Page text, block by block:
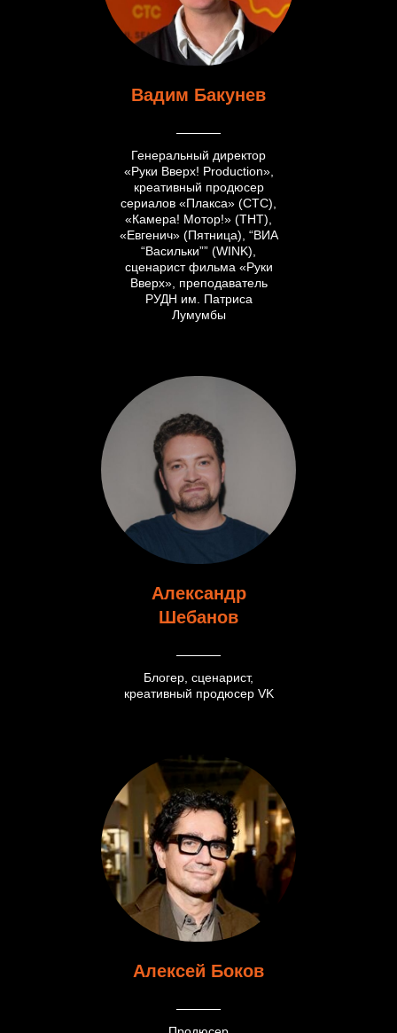
Вадим Бакунев
Генеральный директор
«Руки Вверх! Production»,
креативный продюсер
сериалов «Плакса» (СТС),
«Камера! Мотор!» (ТНТ),
«Евгенич» (Пятница), “ВИА
“Васильки”” (WINK),
сценарист фильма «Руки
Вверх», преподаватель
РУДН им. Патриса
Лумумбы
Александр
Шебанов
Блогер, сценарист,
креативный продюсер VK
Алексей Боков